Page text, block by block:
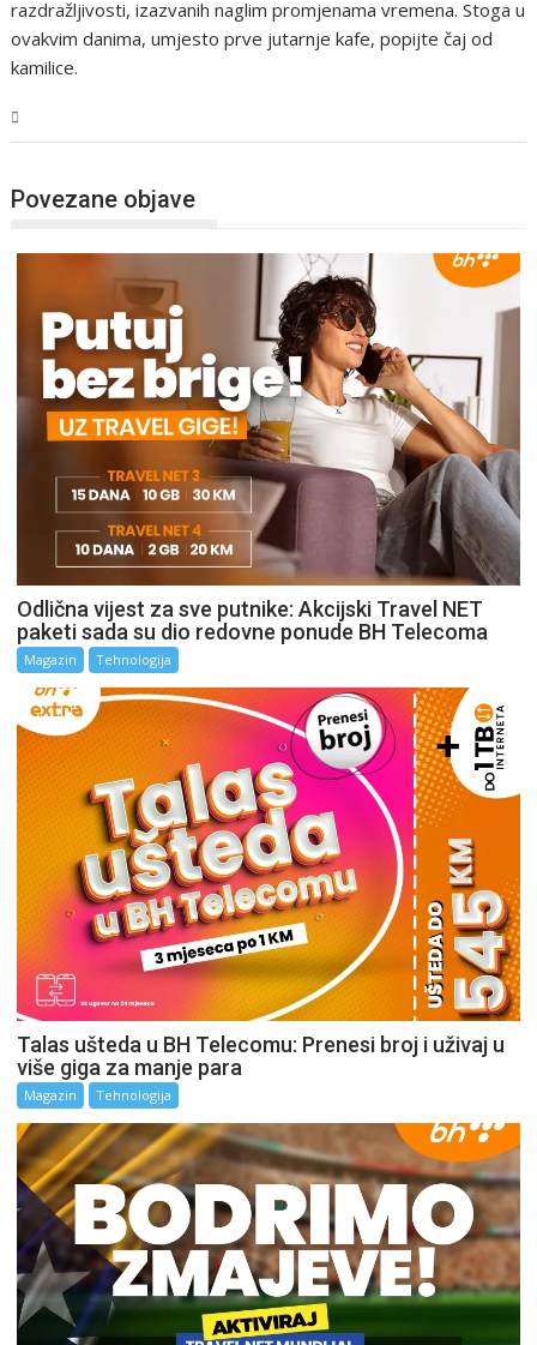
razdražljivosti, izazvanih naglim promjenama vremena. Stoga u
ovakvim danima, umjesto prve jutarnje kafe, popijte čaj od
kamilice.
Povezane objave
Odlična vijest za sve putnike: Akcijski Travel NET
paketi sada su dio redovne ponude BH Telecoma
Magazin Tehnologija
Talas ušteda u BH Telecomu: Prenesi broj i uživaj u
više giga za manje para
Magazin Tehnologija